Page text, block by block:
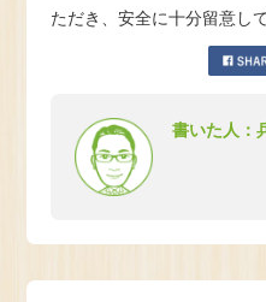
ただき、安全に十分留意し
書いた人：